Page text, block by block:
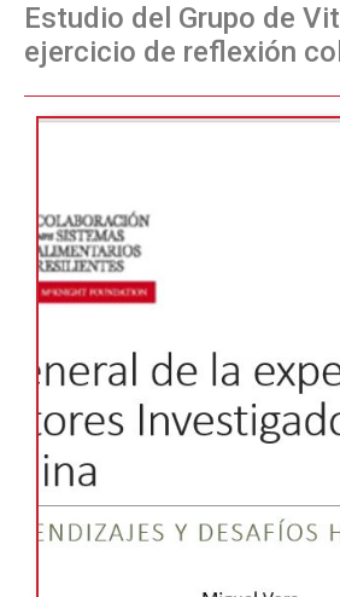
Estudio del Grupo de
ejercicio de reflexión